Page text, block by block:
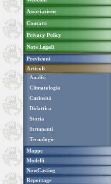
Associazione
Contatti
Privacy Policy
Note Legali
Previsioni
Articoli
Analisi
Climatologia
Curiosità
Didattica
Storia
Strumenti
Tecnologie
Mappe
Modelli
NowCasting
Reportage